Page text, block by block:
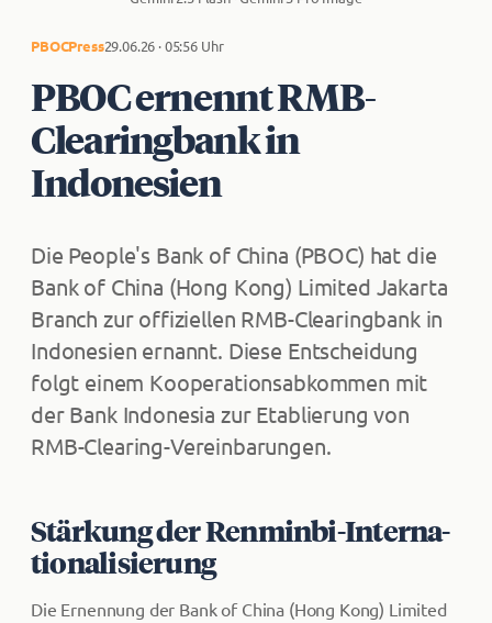
PBOCPress29.06.26 · 05:56 Uhr
PBOC ernennt RMB-
Clearingbank in
Indonesien
Die People's Bank of China (PBOC) hat die
Bank of China (Hong Kong) Limited Jakarta
Branch zur offiziellen RMB-Clearingbank in
Indonesien ernannt. Diese Entscheidung
folgt einem Kooperationsabkommen mit
der Bank Indonesia zur Etablierung von
RMB-Clearing-Vereinbarungen.
Stärkung der Renminbi-In­ter­na­
ti­o­na­li­sie­rung
Die Ernennung der Bank of China (Hong Kong) Limited